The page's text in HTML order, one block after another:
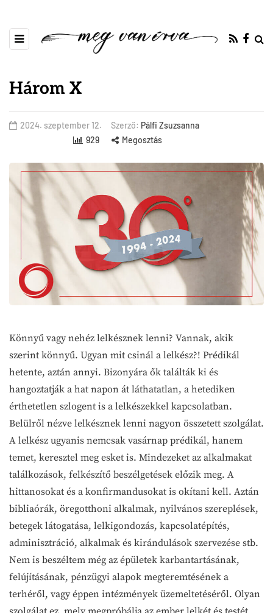
Három X
2024. szeptember 12. Szerző: Pálfi Zsuzsanna
929
Megosztás
Könnyű vagy nehéz lelkésznek lenni? Vannak, akik
szerint könnyű. Ugyan mit csinál a lelkész?! Prédikál
hetente, aztán annyi. Bizonyára ők találták ki és
hangoztatják a hat napon át láthatatlan, a hetediken
érthetetlen szlogent is a lelkészekkel kapcsolatban.
Belülről nézve lelkésznek lenni nagyon összetett szolgálat.
A lelkész ugyanis nemcsak vasárnap prédikál, hanem
temet, keresztel meg esket is. Mindezeket az alkalmakat
találkozások, felkészítő beszélgetések előzik meg. A
hittanosokat és a konfirmandusokat is okítani kell. Aztán
bibliaórák, öregotthoni alkalmak, nyilvános szereplések,
betegek látogatása, lelkigondozás, kapcsolatépítés,
adminisztráció, alkalmak és kirándulások szervezése stb.
Nem is beszéltem még az épületek karbantartásának,
felújításának, pénzügyi alapok megteremtésének a
terhéről, vagy éppen intézmények üzemeltetéséről. Olyan